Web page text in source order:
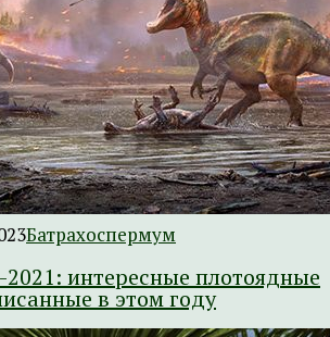
Батрахоспермум
интересные плотоядные
в этом году